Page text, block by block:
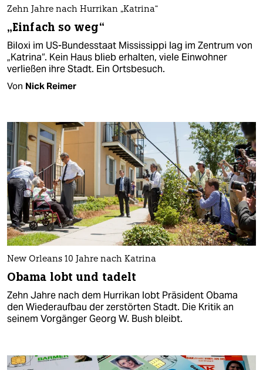
Zehn Jahre nach Hurrikan „Katrina“
„Einfach so weg“
Biloxi im US-Bundesstaat Mississippi lag im Zentrum von
„Katrina“. Kein Haus blieb erhalten, viele Einwohner
verließen ihre Stadt. Ein Ortsbesuch.
Von Nick Reimer
New Orleans 10 Jahre nach Katrina
Obama lobt und tadelt
Zehn Jahre nach dem Hurrikan lobt Präsident Obama
den Wiederaufbau der zerstörten Stadt. Die Kritik an
seinem Vorgänger Georg W. Bush bleibt.